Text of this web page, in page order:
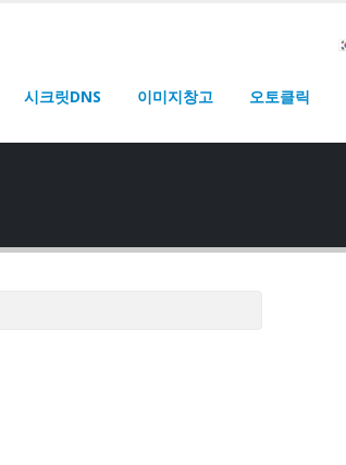
시크릿DNS 이미지창고 오토클릭